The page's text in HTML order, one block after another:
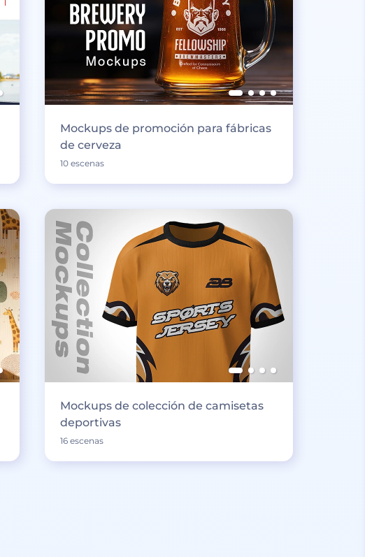
Mockups de promoción para fábricas
de cerveza
10 escenas
Mockups de colección de camisetas
deportivas
16 escenas